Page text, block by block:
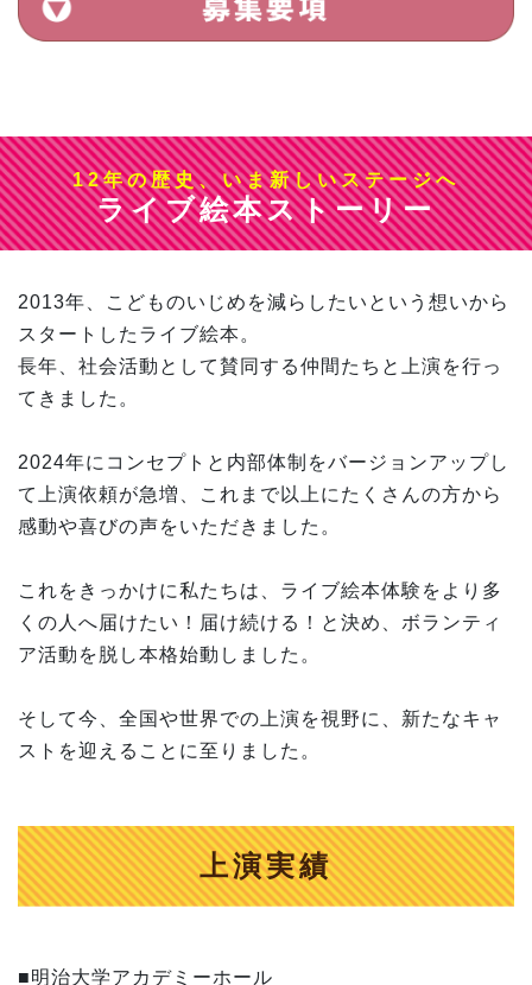
12年の歴史、いま新しいステージへ
ライブ絵本ストーリー
2013年、こどものいじめを減らしたいという想いから
スタートしたライブ絵本。
長年、社会活動として賛同する仲間たちと上演を行っ
てきました。
2024年にコンセプトと内部体制をバージョンアップし
て上演依頼が急増、これまで以上にたくさんの方から
感動や喜びの声をいただきました。
これをきっかけに私たちは、ライブ絵本体験をより多
くの人へ届けたい！届け続ける！と決め、ボランティ
ア活動を脱し本格始動しました。
そして今、全国や世界での上演を視野に、新たなキャ
ストを迎えることに至りました。
上演実績
■明治大学アカデミーホール